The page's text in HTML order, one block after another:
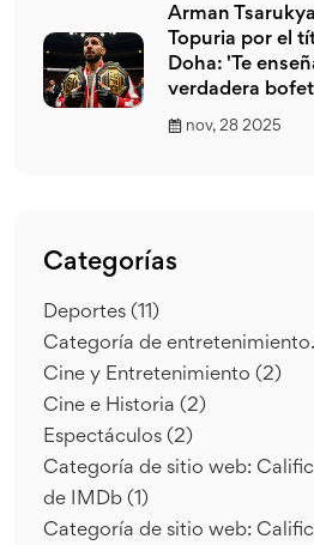
Arman
Topuria por el
Doha: 'Te
verdadera
nov, 28 2025
Categorías
Deportes (11)
Categoría de entretenimiento.
Cine y Entretenimiento (2)
Cine e Historia (2)
Espectáculos (2)
Categoría de sitio web:
de IMDb (1)
Categoría de sitio web: